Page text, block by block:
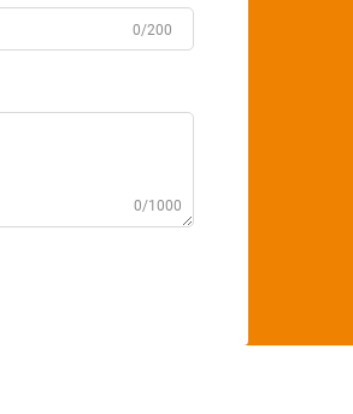
0/200
0/1000